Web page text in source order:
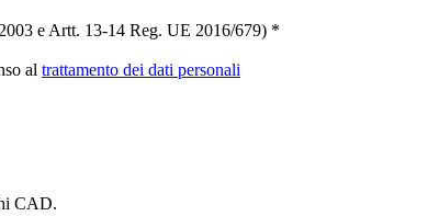
e Artt. 13-14 Reg. UE 2016/679) *
al trattamento dei dati personali
CAD.